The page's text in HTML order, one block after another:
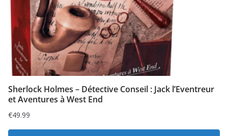
Sherlock Holmes – Détective Conseil : Jack l’Eventreur
et Aventures à West End
€49.99